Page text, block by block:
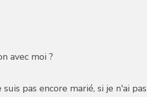
avec moi ?
pas encore marié, si je n'ai